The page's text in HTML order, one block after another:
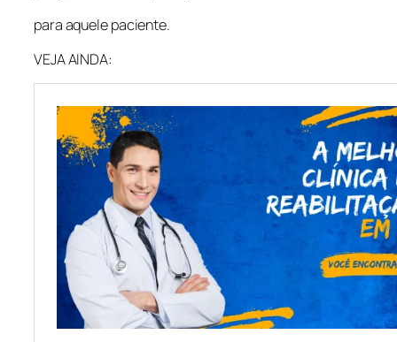
para aquele paciente.
VEJA AINDA: